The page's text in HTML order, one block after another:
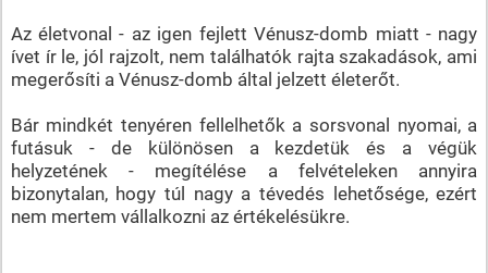
Az életvonal - az igen fejlett Vénusz-domb miatt - nagy
ívet ír le, jól rajzolt, nem találhatók rajta szakadások, ami
megerősíti a Vénusz-domb által jelzett életerőt.
Bár mindkét tenyéren fellelhetők a sorsvonal nyomai, a
futásuk - de különösen a kezdetük és a végük
helyzetének - megítélése a felvételeken annyira
bizonytalan, hogy túl nagy a tévedés lehetősége, ezért
nem mertem vállalkozni az értékelésükre.